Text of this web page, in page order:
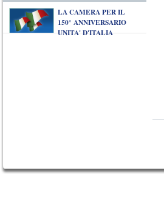
LA CAMERA PER IL
150° ANNIVERSARIO
UNITA' D'ITALIA